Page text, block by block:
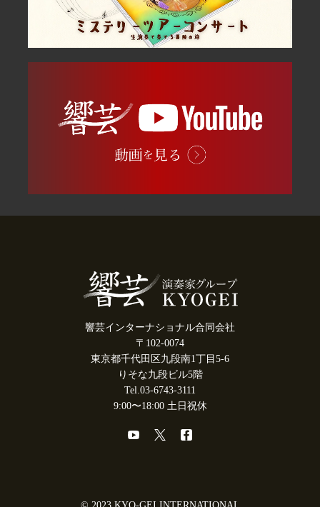
響芸インターナショナル合同会社
〒102-0074
東京都千代田区九段南1丁目5-6
りそな九段ビル5階
Tel.03-6743-3111
9:00〜18:00 土日祝休